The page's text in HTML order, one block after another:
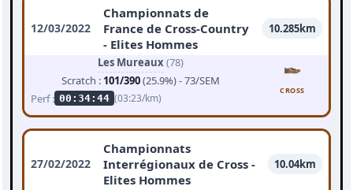
12/03/2022
Championnats de
France de Cross-Country
- Elites Hommes
10.285km
Les Mureaux(78)
Scratch : 101/390(25.9%) - 73/SEM
Perf : 00:34:44 (03:23/km)
CROSS
27/02/2022
Championnats
Interrégionaux de Cross -
Elites Hommes
10.04km